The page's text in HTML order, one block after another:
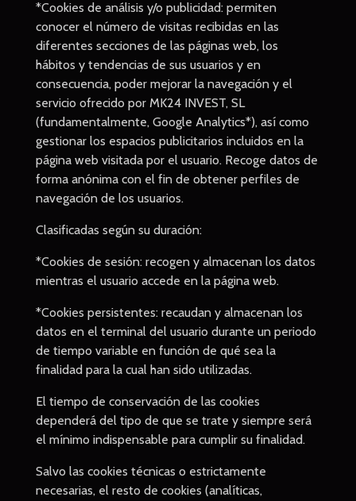
*Cookies de análisis y/o publicidad: permiten
conocer el número de visitas recibidas en las
diferentes secciones de las páginas web, los
hábitos y tendencias de sus usuarios y en
consecuencia, poder mejorar la navegación y el
servicio ofrecido por MK24 INVEST, SL
(fundamentalmente, Google Analytics*), así como
gestionar los espacios publicitarios incluidos en la
página web visitada por el usuario. Recoge datos de
forma anónima con el fin de obtener perfiles de
navegación de los usuarios.
Clasificadas según su duración:
*Cookies de sesión: recogen y almacenan los datos
mientras el usuario accede en la página web.
*Cookies persistentes: recaudan y almacenan los
datos en el terminal del usuario durante un periodo
de tiempo variable en función de qué sea la
finalidad para la cual han sido utilizadas.
El tiempo de conservación de las cookies
dependerá del tipo de que se trate y siempre será
el mínimo indispensable para cumplir su finalidad.
Salvo las cookies técnicas o estrictamente
necesarias, el resto de cookies (analíticas,